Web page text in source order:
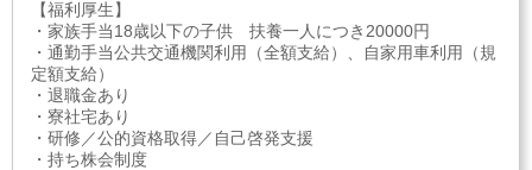
【福利厚生】
・家族手当18歳以下の子供 扶養一人につき20000円
・通勤手当公共交通機関利用（全額支給）、自家用車利用（規
定額支給）
・退職金あり
・寮社宅あり
・研修／公的資格取得／自己啓発支援
・持ち株会制度